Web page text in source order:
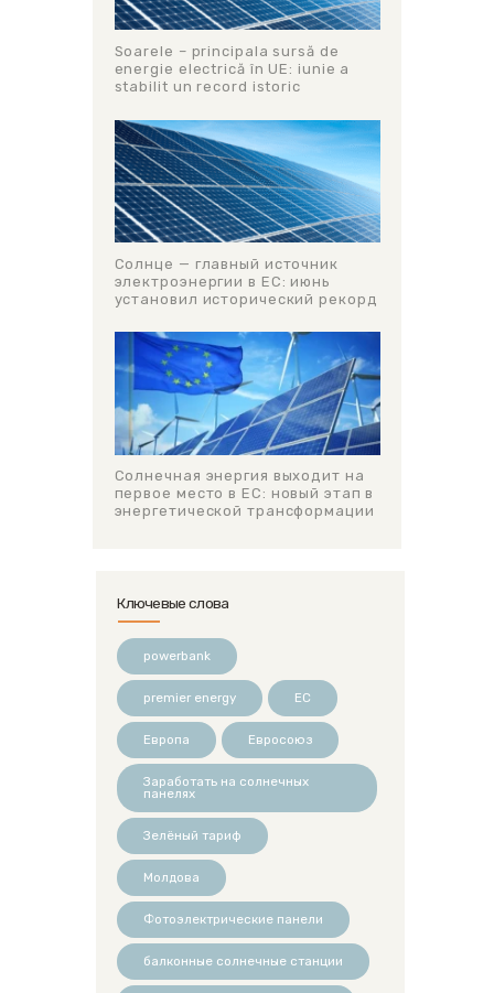
Soarele – principala sursă de
energie electrică în UE: iunie a
stabilit un record istoric
Солнце — главный источник
электроэнергии в ЕС: июнь
установил исторический рекорд
Солнечная энергия выходит на
первое место в ЕС: новый этап в
энергетической трансформации
Ключевые слова
powerbank
premier energy ЕС
Европа Евросоюз
Заработать на солнечных
панелях
Зелёный тариф
Молдова
Фотоэлектрические панели
балконные солнечные станции